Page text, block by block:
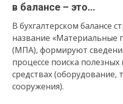
в балансе – это…
В бухгалтерском балансе
название «Материальные
(МПА), формируют
процессе поиска
средствах (оборудование,
сооружения).